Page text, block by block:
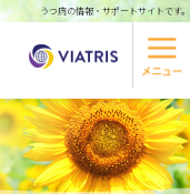
うつ病の情報・サポートサイトです。